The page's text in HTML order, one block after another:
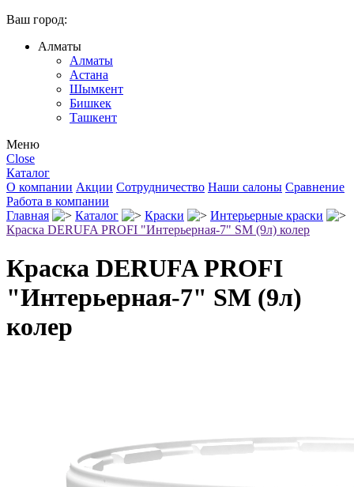
Ваш город:
Алматы
Алматы
Астана
Шымкент
Бишкек
Ташкент
Меню
Close
Каталог
О компании Акции Сотрудничество Наши салоны Сравнение
Работа в компании
Главная
Каталог Краски
Интерьерные краски
Краска DERUFA PROFI "Интерьерная-7" SM (9л) колер
Краска DERUFA PROFI
"Интерьерная-7" SM (9л)
колер